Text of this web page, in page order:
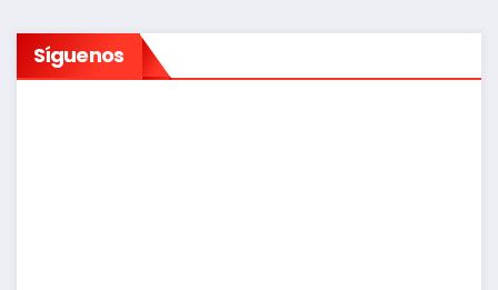
Síguenos